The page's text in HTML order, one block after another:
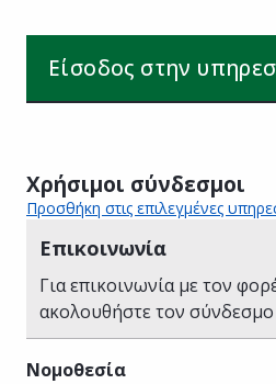
Είσοδος στην
Χρήσιμοι σύνδεσμοι
Προσθήκη στις επιλεγμένες
Επικοινωνία
Για επικοινωνία με τον
ακολουθήστε τον σύνδεσμο
Νομοθεσία